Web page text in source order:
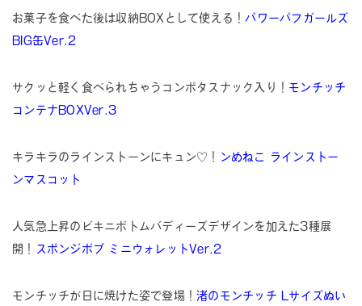
お菓子を食べた後は収納BOXとして使える！パワーパフガールズ
BIG缶Ver.2
サクッと軽く食べられちゃうコンポタスナック入り！ モンチッチ
コンテナBOXVer.3
キラキラのラインストーンにキュン♡！
ンめねこ ラインストー
ンマスコット
人気急上昇のビキニボトムバディーズデザインを加えた3種展
開！
スポンジボブ ミニウォレットVer.2
モンチッチが日に焼けた姿で登場！ 渚のモンチッチ Lサイズぬい